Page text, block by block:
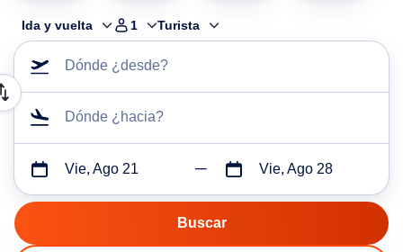
Ida y vuelta 1 Turista
Dónde ¿desde?
Dónde ¿hacia?
Vie, Ago 21 Vie, Ago 28